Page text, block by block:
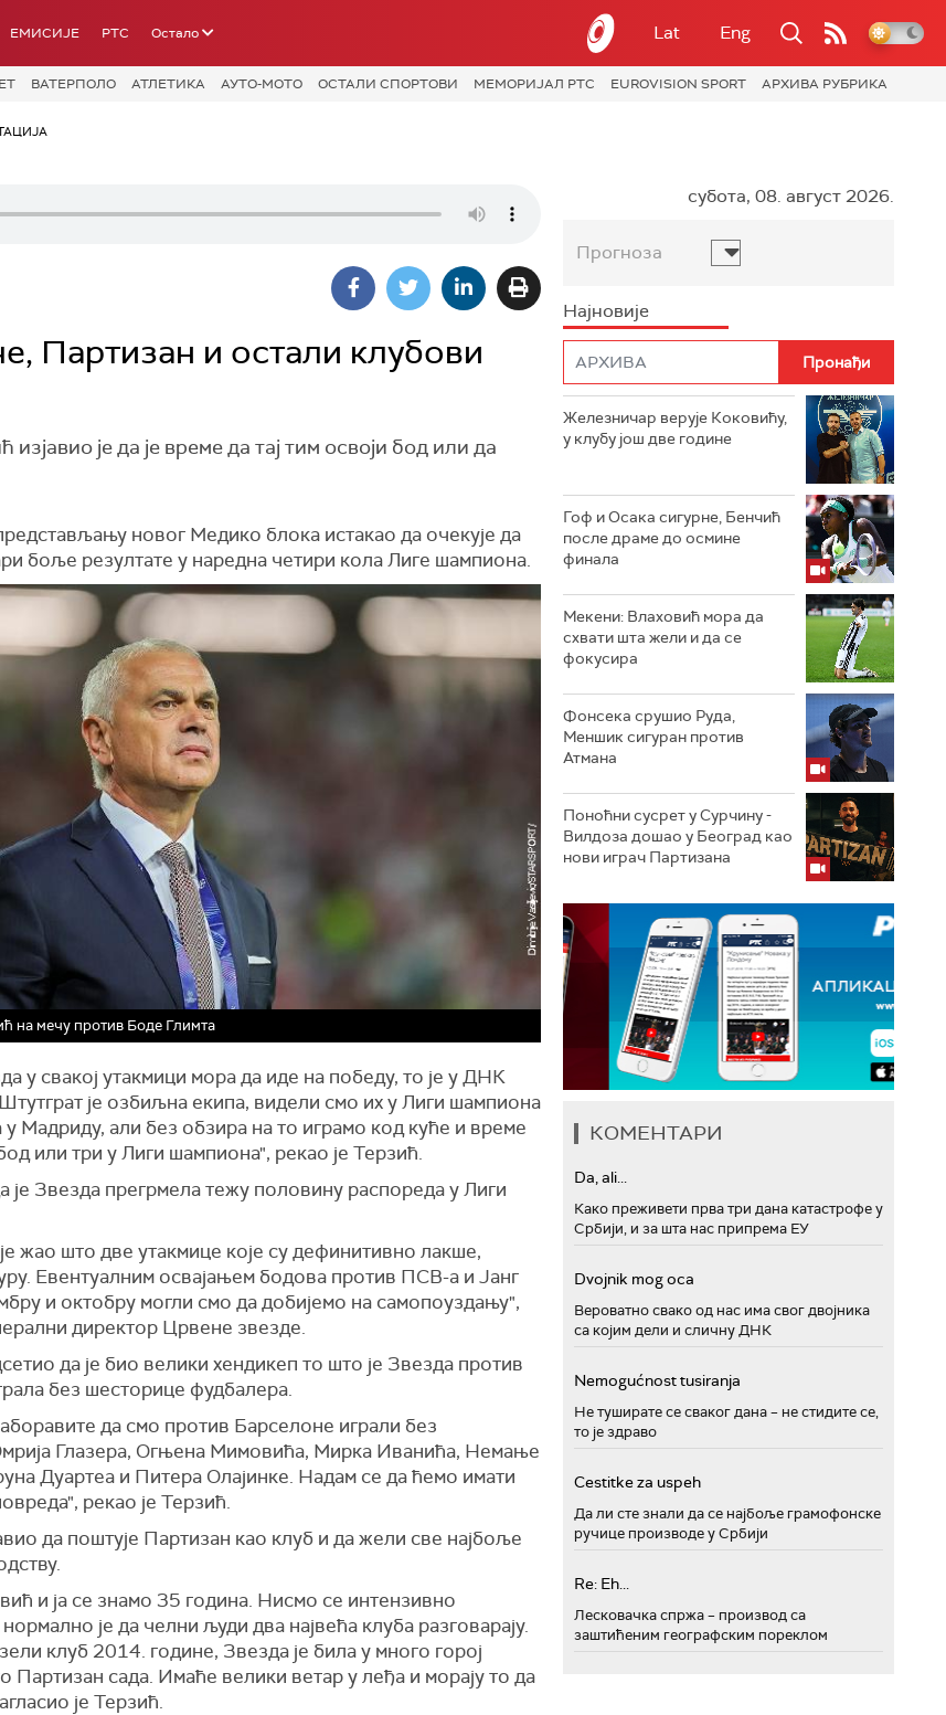
ЕМИСИЈЕ РТС Остало Lat Eng
ВАТЕРПОЛО АТЛЕТИКА АУТО-МОТО ОСТАЛИ СПОРТОВИ МЕМОРИЈАЛ РТС EUROVISION SPORT АРХИВА РУБРИКА
Партизан и остали клубови
је да је време да тај тим освоји бод или да
новог Медико блока истакао да очекује да
боље резултате у наредна четири кола Лиге шампиона.
на мечу против Боде Глимта
у свакој утакмици мора да иде на победу, то је у ДНК
је озбиљна екипа, видели смо их у Лиги шампиона
Мадриду, али без обзира на то играмо код куће и време
или три у Лиги шампиона", рекао је Терзић.
је Звезда прегрмела тежу половину распореда у Лиги
жао што две утакмице које су дефинитивно лакше,
Евентуалним освајањем бодова против ПСВ-а и Јанг
и октобру могли смо да добијемо на самопоуздању",
директор Црвене звезде.
да је био велики хендикеп то што је Звезда против
без шесторице фудбалера.
да смо против Барселоне играли без
Глазера, Огњена Мимовића, Мирка Иванића, Немање
Дуартеа и Питера Олајинке. Надам се да ћемо имати
рекао је Терзић.
да поштује Партизан као клуб и да жели све најбоље
и ја се знамо 35 година. Нисмо се интензивно
је да челни људи два највећа клуба разговарају.
клуб 2014. године, Звезда је била у много горој
Партизан сада. Имаће велики ветар у леђа и морају то да
је Терзић.
субота, 08. август 2026.
Прогноза
Најновије
Железничар верује Коковићу,
у клубу још две године
Гоф и Осака сигурне, Бенчић
после драме до осмине
финала
Мекени: Влаховић мора да
схвати шта жели и да се
фокусира
Фонсека срушио Руда,
Меншик сигуран против
Атмана
Поноћни сусрет у Сурчину -
Вилдоза дошао у Београд као
нови играч Партизана
КОМЕНТАРИ
Da, ali...
Како преживети прва три дана катастрофе у
Србији, и за шта нас припрема ЕУ
Dvojnik mog oca
Вероватно свако од нас има свог двојника
са којим дели и сличну ДНК
Nemogućnost tusiranja
Не туширате се сваког дана – не стидите се,
то је здраво
Cestitke za uspeh
Да ли сте знали да се најбоље грамофонске
ручице производе у Србији
Re: Eh...
Лесковачка спржа – производ са
заштићеним географским пореклом